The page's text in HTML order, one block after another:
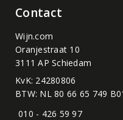
Contact
Wijn.com
Oranjestraat 10
3111 AP Schiedam
KvK: 24280806
BTW: NL 80 66 65 749
010 - 426 59 97